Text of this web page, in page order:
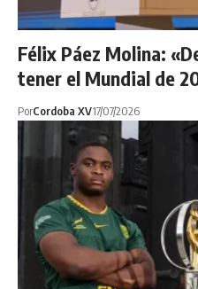
Félix Páez Molina:
tener el Mundial de
PorCordoba XV17/07/2026